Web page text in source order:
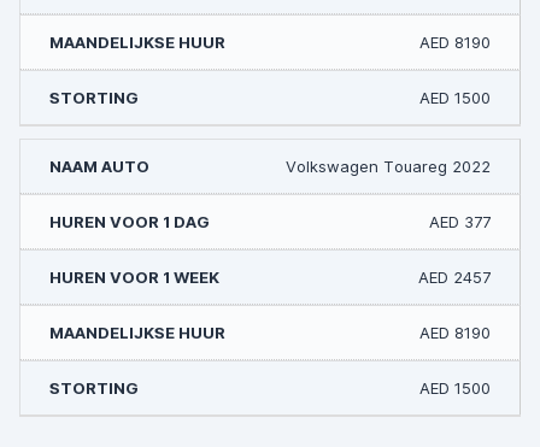
AED 8190
AED 1500
Volkswagen Touareg 2022
AED 377
AED 2457
AED 8190
AED 1500